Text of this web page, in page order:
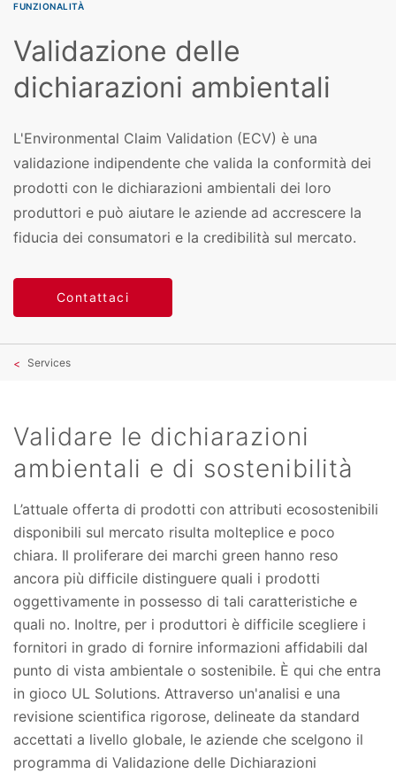
FUNZIONALITÀ
Validazione delle
dichiarazioni ambientali
L'Environmental Claim Validation (ECV) è una
validazione indipendente che valida la conformità dei
prodotti con le dichiarazioni ambientali dei loro
produttori e può aiutare le aziende ad accrescere la
fiducia dei consumatori e la credibilità sul mercato.
Contattaci
Services
Validare le dichiarazioni
ambientali e di sostenibilità
L’attuale offerta di prodotti con attributi ecosostenibili
disponibili sul mercato risulta molteplice e poco
chiara. Il proliferare dei marchi green hanno reso
ancora più difficile distinguere quali i prodotti
oggettivamente in possesso di tali caratteristiche e
quali no. Inoltre, per i produttori è difficile scegliere i
fornitori in grado di fornire informazioni affidabili dal
punto di vista ambientale o sostenibile. È qui che entra
in gioco UL Solutions. Attraverso un'analisi e una
revisione scientifica rigorose, delineate da standard
accettati a livello globale, le aziende che scelgono il
programma di Validazione delle Dichiarazioni